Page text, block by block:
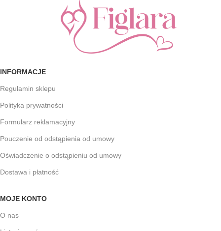
INFORMACJE
Regulamin sklepu
Polityka prywatności
Formularz reklamacyjny
Pouczenie od odstąpienia od umowy
Oświadczenie o odstąpieniu od umowy
Dostawa i płatność
MOJE KONTO
O nas